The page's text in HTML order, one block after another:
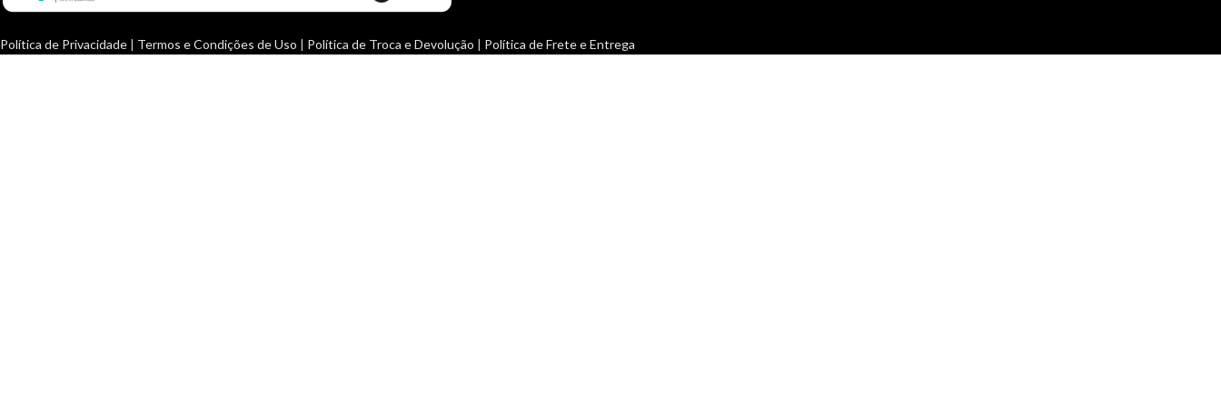
Política de Privacidade | Termos e Condições de Uso | Política de Troca e Devolução | Política de Frete e Entrega